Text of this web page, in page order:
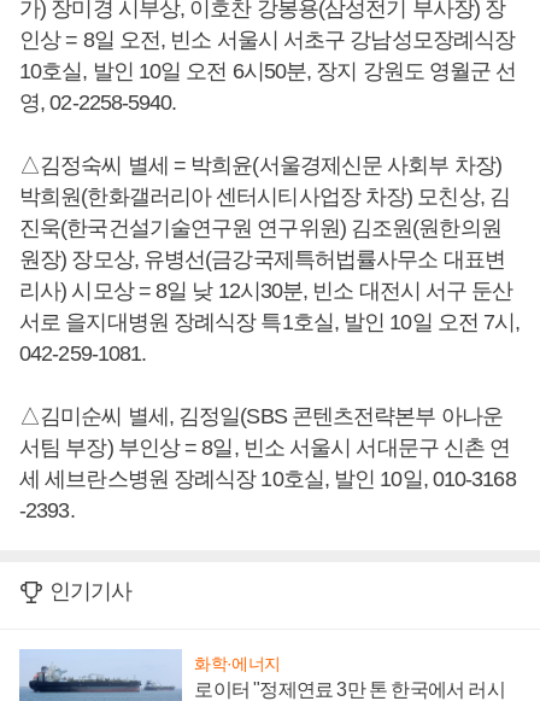
가) 장미경 시부상, 이호찬 강봉용(삼성전기 부사장) 장
인상 = 8일 오전, 빈소 서울시 서초구 강남성모장례식장
10호실, 발인 10일 오전 6시50분, 장지 강원도 영월군 선
영, 02-2258-5940.
△김정숙씨 별세 = 박희윤(서울경제신문 사회부 차장)
박희원(한화갤러리아 센터시티사업장 차장) 모친상, 김
진욱(한국건설기술연구원 연구위원) 김조원(원한의원
원장) 장모상, 유병선(금강국제특허법률사무소 대표변
리사) 시모상 = 8일 낮 12시30분, 빈소 대전시 서구 둔산
서로 을지대병원 장례식장 특1호실, 발인 10일 오전 7시,
042-259-1081.
△김미순씨 별세, 김정일(SBS 콘텐츠전략본부 아나운
서팀 부장) 부인상 = 8일, 빈소 서울시 서대문구 신촌 연
세 세브란스병원 장례식장 10호실, 발인 10일, 010-3168
-2393.
인기기사
화학·에너지
로이터 "정제연료 3만 톤 한국에서 러시